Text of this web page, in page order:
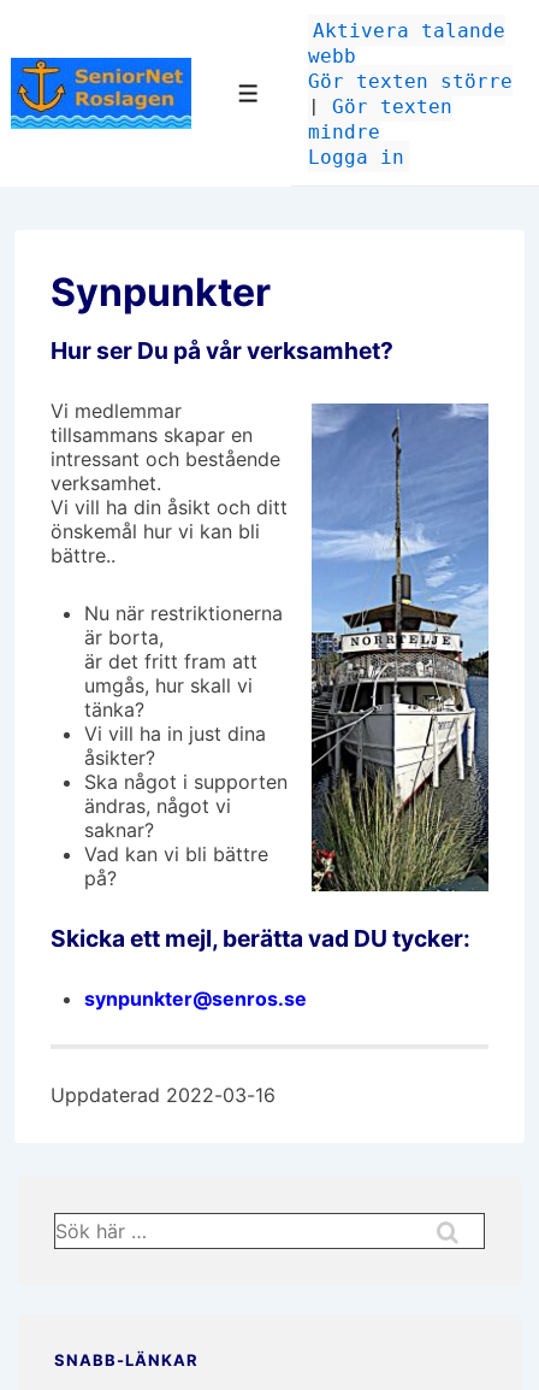
till
huvudinnehåll
Meny
Aktivera talande
webb
Gör texten större
| Gör texten
mindre
Logga in
Synpunkter
Hur ser Du på vår verksamhet?
Vi medlemmar
tillsammans skapar en
intressant och bestående
verksamhet.
Vi vill ha din åsikt och ditt
önskemål hur vi kan bli
bättre..
Nu när restriktionerna
är borta,
är det fritt fram att
umgås, hur skall vi
tänka?
Vi vill ha in just dina
åsikter?
Ska något i supporten
ändras, något vi
saknar?
Vad kan vi bli bättre
på?
Skicka ett mejl, berätta vad DU tycker:
synpunkter@senros.se
Uppdaterad 2022-03-16
Sök
efter:
SNABB-LÄNKAR